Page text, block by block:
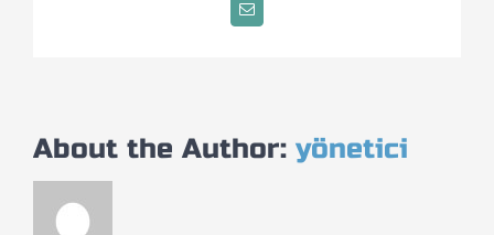
Email
About the Author: yönetici